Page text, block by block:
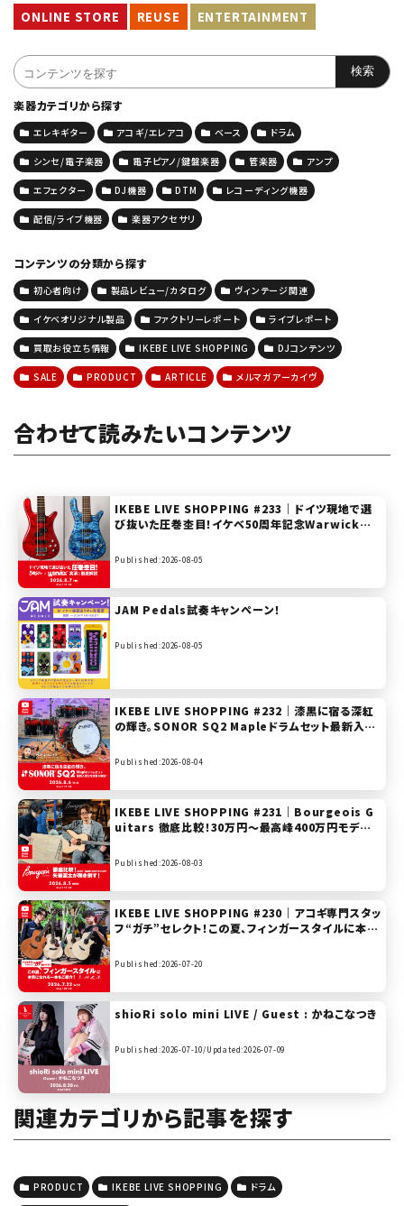
ONLINE STORE REUSE ENTERTAINMENT
楽器カテゴリから探す
エレキギター アコギ/エレアコ ベース ドラム
シンセ/電子楽器 電子ピアノ/鍵盤楽器 管楽器 アンプ
エフェクター DJ機器 DTM レコーディング機器
配信/ライブ機器 楽器アクセサリ
コンテンツの分類から探す
初心者向け 製品レビュー/カタログ ヴィンテージ関連
イケベオリジナル製品 ファクトリーレポート ライブレポート
買取お役立ち情報 IKEBE LIVE SHOPPING DJコンテンツ
SALE PRODUCT ARTICLE メルマガアーカイヴ
合わせて読みたいコンテンツ
IKEBE LIVE SHOPPING #233｜ドイツ現地で選
び抜いた圧巻杢目！イケベ50周年記念Warwick実
リボレ秋葉原】
Published:2026-08-05
JAM Pedals試奏キャンペーン！
Published:2026-08-05
IKEBE LIVE SHOPPING #232｜漆黒に宿る深紅
の輝き。SONOR SQ2 Mapleドラムセット最新入荷
ン渋谷】
Published:2026-08-04
IKEBE LIVE SHOPPING #231｜Bourgeois G
uitars 徹底比較！30万円〜最高峰400万円モデル
マンギターズ】
Published:2026-08-03
IKEBE LIVE SHOPPING #230｜アコギ専門スタッ
フ“ガチ”セレクト！この夏、フィンガースタイルに本気
/ K.Yairi 【presented by ハートマンギターズ】
Published:2026-07-20
shioRi solo mini LIVE / Guest : かねこなつき
Published:2026-07-10/Updated:2026-07-09
関連カテゴリから記事を探す
PRODUCT IKEBE LIVE SHOPPING ドラム